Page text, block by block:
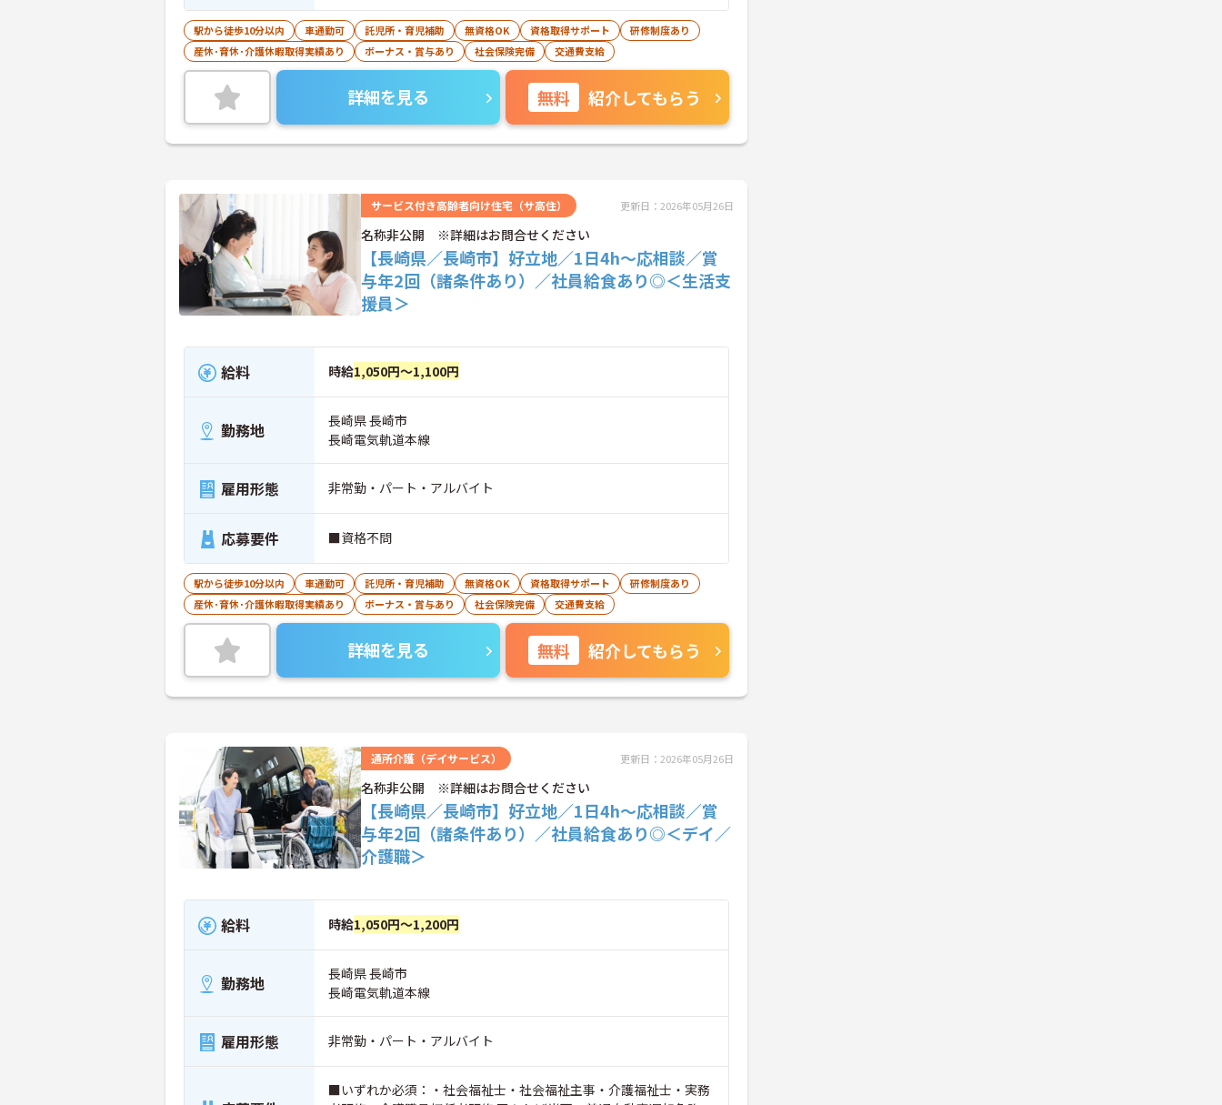
駅から徒歩10分以内 車通勤可 託児所・育児補助 無資格OK 資格取得サポート
研修制度あり
産休･育休･介護休暇取得実績あり
ボーナス・賞与あり 社会保険完備 交通費支給
詳細を見る 無料 紹介してもらう
サービス付き高齢者向け住宅（サ高住） 更新日：2026年05月26日
名称非公開 ※詳細はお問合せください
【長崎県／長崎市】好立地／1日4h～応相談／賞
与年2回（諸条件あり）／社員給食あり◎＜生活支
援員＞
給料 時給1,050円～1,100円
勤務地
長崎県 長崎市
長崎電気軌道本線
雇用形態 非常勤・パート・アルバイト
応募要件 ■資格不問
駅から徒歩10分以内 車通勤可 託児所・育児補助 無資格OK 資格取得サポート
研修制度あり
産休･育休･介護休暇取得実績あり
ボーナス・賞与あり 社会保険完備 交通費支給
詳細を見る 無料 紹介してもらう
通所介護（デイサービス） 更新日：2026年05月26日
名称非公開 ※詳細はお問合せください
【長崎県／長崎市】好立地／1日4h～応相談／賞
与年2回（諸条件あり）／社員給食あり◎＜デイ／
介護職＞
給料 時給1,050円～1,200円
勤務地
長崎県 長崎市
長崎電気軌道本線
雇用形態 非常勤・パート・アルバイト
■いずれか必須：・社会福祉士・社会福祉主事・介護福祉士・実務